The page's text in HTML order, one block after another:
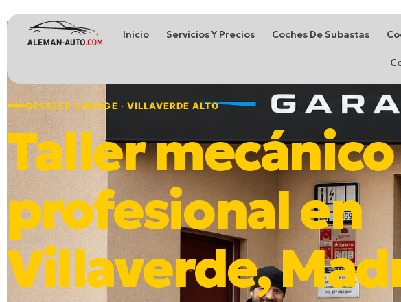
Inicio Servicios Y Precios Coches De Subastas
BESSLER GARAGE · VILLAVERDE ALTO
Taller mecánico
profesional en
Villaverde,